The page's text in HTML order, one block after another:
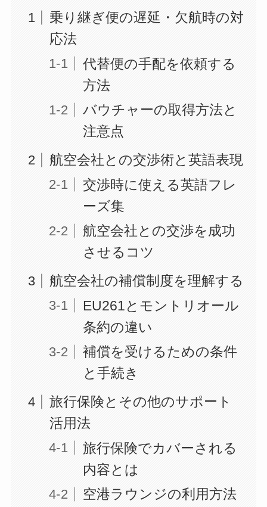
乗り継ぎ便の遅延・欠航時の対
応法
代替便の手配を依頼する
方法
バウチャーの取得方法と
注意点
航空会社との交渉術と英語表現
交渉時に使える英語フレ
ーズ集
航空会社との交渉を成功
させるコツ
航空会社の補償制度を理解する
EU261とモントリオール
条約の違い
補償を受けるための条件
と手続き
旅行保険とその他のサポート
活用法
旅行保険でカバーされる
内容とは
空港ラウンジの利用方法